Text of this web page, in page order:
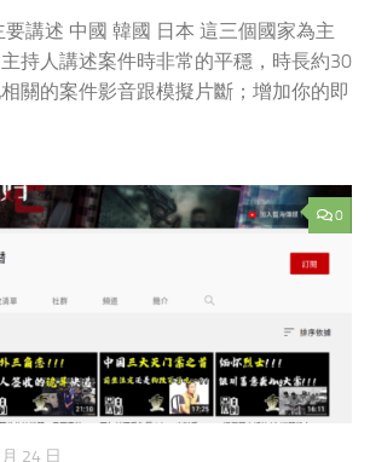
講述 中國 韓國 日本 這三個國家為主
持人講述案件時非常的平穩，時長約30
關的案件影音跟模擬片斷；增加你的即
0
24 日